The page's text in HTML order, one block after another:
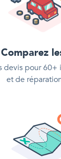
Comparez
devis pour
et de